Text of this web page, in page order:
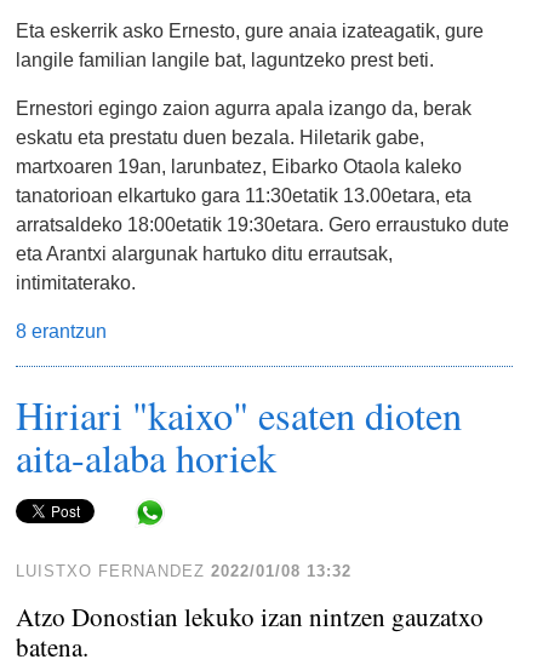
Eta eskerrik asko Ernesto, gure anaia izateagatik, gure
langile familian langile bat, laguntzeko prest beti.
Ernestori egingo zaion agurra apala izango da, berak
eskatu eta prestatu duen bezala. Hiletarik gabe,
martxoaren 19an, larunbatez, Eibarko Otaola kaleko
tanatorioan elkartuko gara 11:30etatik 13.00etara, eta
arratsaldeko 18:00etatik 19:30etara. Gero erraustuko dute
eta Arantxi alargunak hartuko ditu errautsak,
intimitaterako.
8 erantzun
Hiriari "kaixo" esaten dioten
aita-alaba horiek
LUISTXO FERNANDEZ 2022/01/08 13:32
Atzo Donostian lekuko izan nintzen gauzatxo
batena.